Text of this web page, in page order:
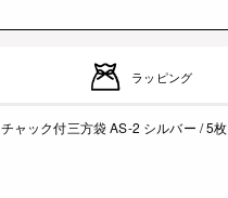
ラッピング
チャック付三方袋 AS-2 シルバー / 5枚